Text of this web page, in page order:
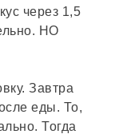
через 1,5
НО
Завтра
еды. То,
Тогда